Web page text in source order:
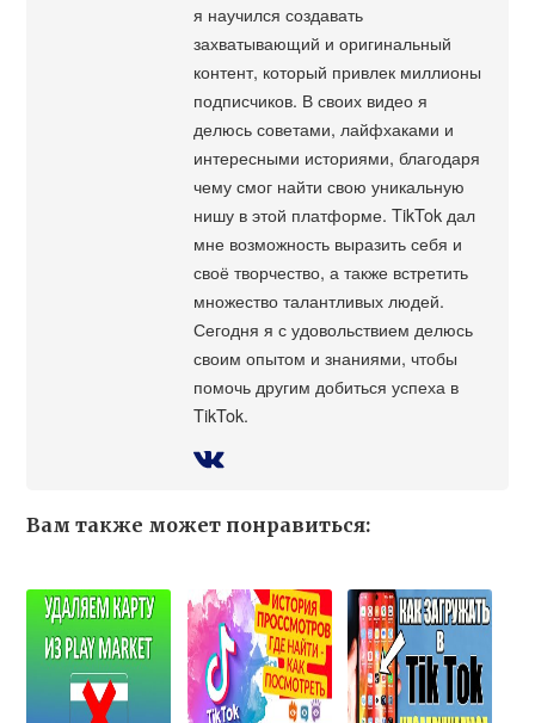
я научился создавать
захватывающий и оригинальный
контент, который привлек миллионы
подписчиков. В своих видео я
делюсь советами, лайфхаками и
интересными историями, благодаря
чему смог найти свою уникальную
нишу в этой платформе. TikTok дал
мне возможность выразить себя и
своё творчество, а также встретить
множество талантливых людей.
Сегодня я с удовольствием делюсь
своим опытом и знаниями, чтобы
помочь другим добиться успеха в
TikTok.
Вам также может понравиться: